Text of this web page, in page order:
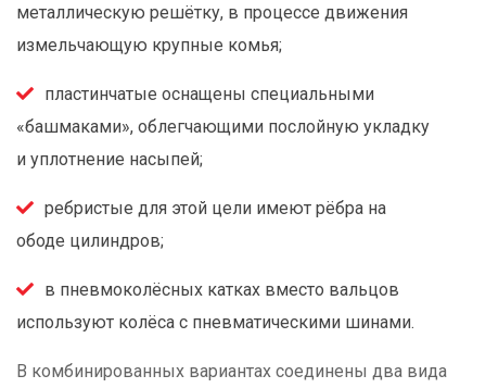
металлическую решётку, в процессе движения
измельчающую крупные комья;
пластинчатые оснащены специальными
«башмаками», облегчающими послойную укладку
и уплотнение насыпей;
ребристые для этой цели имеют рёбра на
ободе цилиндров;
в пневмоколёсных катках вместо вальцов
используют колёса с пневматическими шинами.
В комбинированных вариантах соединены два вида